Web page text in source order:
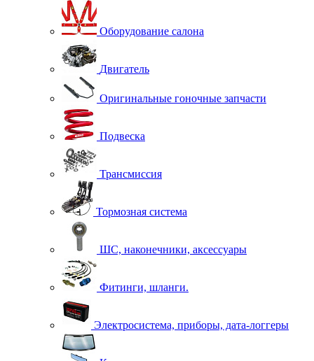
Оборудование салона
Двигатель
Оригинальные гоночные запчасти
Подвеска
Трансмиссия
Тормозная система
ШС, наконечники, аксессуары
Фитинги, шланги.
Электросистема, приборы, дата-логгеры